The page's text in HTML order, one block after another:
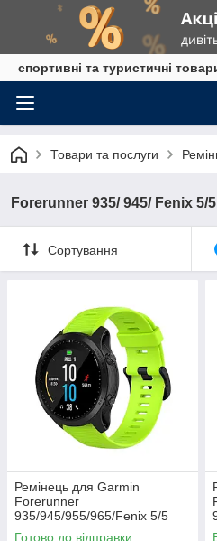
спортивні та туристичні
Товари та послуги
Forerunner 935/ 945/ Fenix 5/
Сортування
Ремінець для Garmin
Forerunner
935/945/955/965/Fenix 5/5
Plus/6/7/8-47 мм. (салатовий)
Готово до відправки